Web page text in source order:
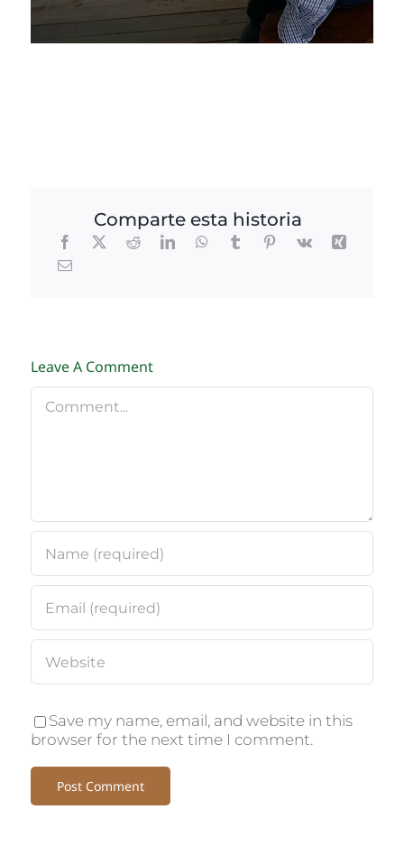
Comparte esta historia
Leave A Comment
Comment
Save my name, email, and website in this
browser for the next time I comment.